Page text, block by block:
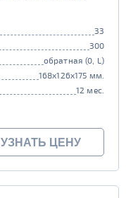
33
300
обратная (0, L)
168x126x175 мм.
12 мес.
УЗНАТЬ ЦЕНУ